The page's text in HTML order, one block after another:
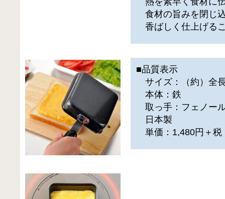
食材の旨みを閉じ
香ばしく仕上げる
■品質表示
サイズ：（約）全
本体：鉄
取っ手：フェノー
日本製
単価：1,480円＋税